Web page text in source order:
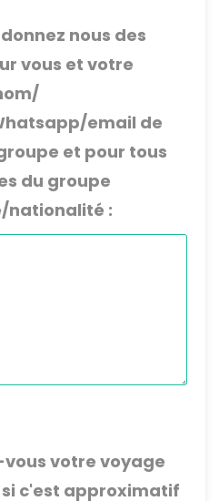
nous des
vous et votre
email de
et pour tous
du groupe
nationalité :
votre voyage
si c'est approximatif